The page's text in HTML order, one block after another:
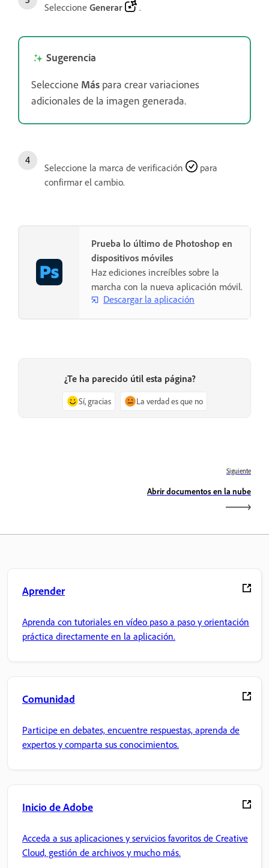
Seleccione Generar .
Sugerencia
Seleccione Más para crear variaciones
adicionales de la imagen generada.
Seleccione la marca de verificación
para
confirmar el cambio.
Prueba lo último de Photoshop en
dispositivos móviles
Haz ediciones increíbles sobre la
marcha con la nueva aplicación móvil.
Descargar la aplicación
¿Te ha parecido útil esta página?
Sí, gracias La verdad es que no
Siguiente
Abrir documentos en la nube
Aprender
Aprenda con tutoriales en vídeo paso a paso y orientación
práctica directamente en la aplicación.
Comunidad
Participe en debates, encuentre respuestas, aprenda de
expertos y comparta sus conocimientos.
Inicio de Adobe
Acceda a sus aplicaciones y servicios favoritos de Creative
Cloud, gestión de archivos y mucho más.